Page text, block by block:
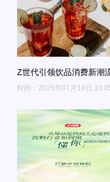
Z世代引领饮品消费新潮
时间：2025年07月14日